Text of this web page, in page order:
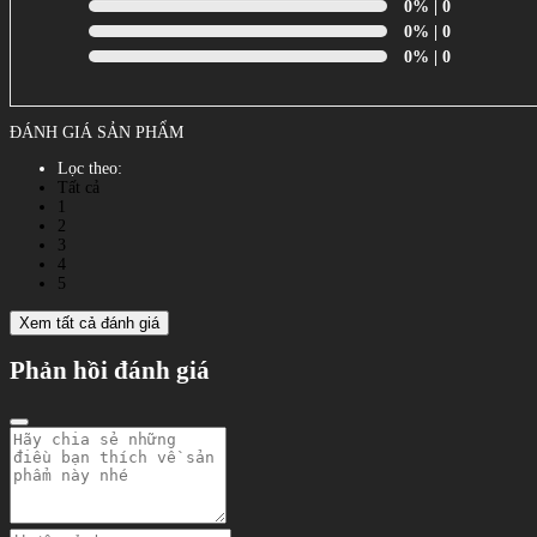
0% | 0
0% | 0
0% | 0
ĐÁNH GIÁ SẢN PHẨM
Lọc theo:
Tất cả
2
3
4
5
Xem tất cả đánh giá
Phản hồi đánh giá